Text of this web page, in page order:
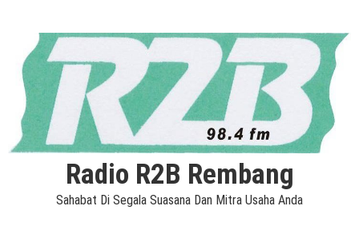
Radio R2B Rembang
Sahabat Di Segala Suasana Dan Mitra Usaha Anda